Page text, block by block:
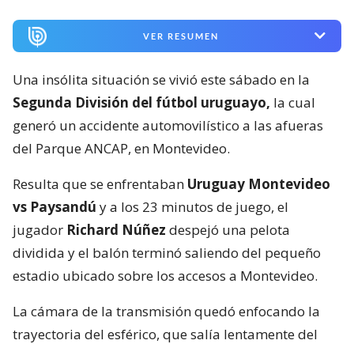
VER RESUMEN
Una insólita situación se vivió este sábado en la
Segunda División del fútbol uruguayo, la cual
generó un accidente automovilístico a las afueras
del Parque ANCAP, en Montevideo.
Resulta que se enfrentaban Uruguay Montevideo
vs Paysandú y a los 23 minutos de juego, el
jugador Richard Núñez despejó una pelota
dividida y el balón terminó saliendo del pequeño
estadio ubicado sobre los accesos a Montevideo.
La cámara de la transmisión quedó enfocando la
trayectoria del esférico, que salía lentamente del